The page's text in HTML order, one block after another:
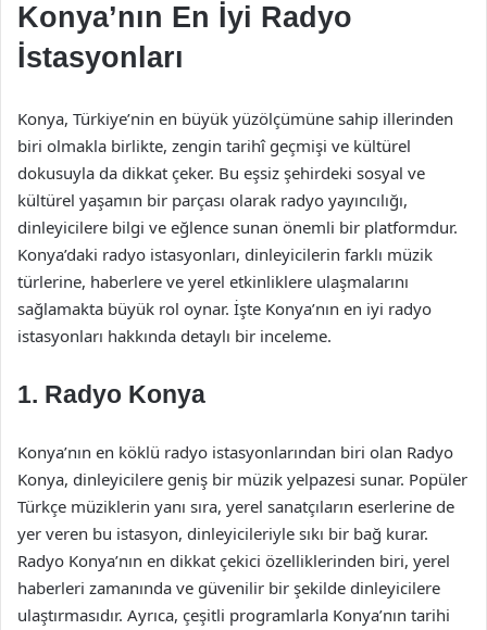
Konya’nın En İyi Radyo
İstasyonları
Konya, Türkiye’nin en büyük yüzölçümüne sahip illerinden
biri olmakla birlikte, zengin tarihî geçmişi ve kültürel
dokusuyla da dikkat çeker. Bu eşsiz şehirdeki sosyal ve
kültürel yaşamın bir parçası olarak radyo yayıncılığı,
dinleyicilere bilgi ve eğlence sunan önemli bir platformdur.
Konya’daki radyo istasyonları, dinleyicilerin farklı müzik
türlerine, haberlere ve yerel etkinliklere ulaşmalarını
sağlamakta büyük rol oynar. İşte Konya’nın en iyi radyo
istasyonları hakkında detaylı bir inceleme.
1. Radyo Konya
Konya’nın en köklü radyo istasyonlarından biri olan Radyo
Konya, dinleyicilere geniş bir müzik yelpazesi sunar. Popüler
Türkçe müziklerin yanı sıra, yerel sanatçıların eserlerine de
yer veren bu istasyon, dinleyicileriyle sıkı bir bağ kurar.
Radyo Konya’nın en dikkat çekici özelliklerinden biri, yerel
haberleri zamanında ve güvenilir bir şekilde dinleyicilere
ulaştırmasıdır. Ayrıca, çeşitli programlarla Konya’nın tarihi